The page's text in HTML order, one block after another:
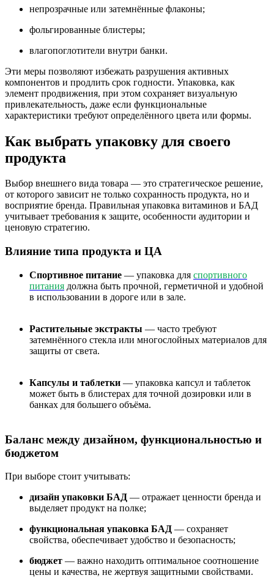
непрозрачные или затемнённые флаконы;
фольгированные блистеры;
влагопоглотители внутри банки.
Эти меры позволяют избежать разрушения активных
компонентов и продлить срок годности. Упаковка, как
элемент продвижения, при этом сохраняет визуальную
привлекательность, даже если функциональные
характеристики требуют определённого цвета или формы.
Как выбрать упаковку для своего
продукта
Выбор внешнего вида товара — это стратегическое решение,
от которого зависит не только сохранность продукта, но и
восприятие бренда. Правильная упаковка витаминов и БАД
учитывает требования к защите, особенности аудитории и
ценовую стратегию.
Влияние типа продукта и ЦА
Спортивное питание — упаковка для спортивного
питания должна быть прочной, герметичной и удобной
в использовании в дороге или в зале.
Растительные экстракты — часто требуют
затемнённого стекла или многослойных материалов для
защиты от света.
Капсулы и таблетки — упаковка капсул и таблеток
может быть в блистерах для точной дозировки или в
банках для большего объёма.
Баланс между дизайном, функциональностью и
бюджетом
При выборе стоит учитывать:
дизайн упаковки БАД — отражает ценности бренда и
выделяет продукт на полке;
функциональная упаковка БАД — сохраняет
свойства, обеспечивает удобство и безопасность;
бюджет — важно находить оптимальное соотношение
цены и качества, не жертвуя защитными свойствами.